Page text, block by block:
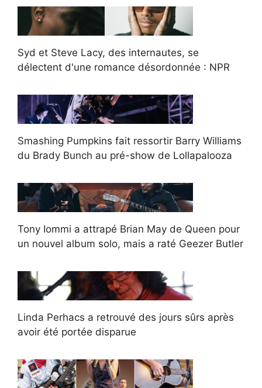
Syd et Steve Lacy, des internautes, se
délectent d'une romance désordonnée : NPR
Smashing Pumpkins fait ressortir Barry Williams
du Brady Bunch au pré-show de Lollapalooza
Tony Iommi a attrapé Brian May de Queen pour
un nouvel album solo, mais a raté Geezer Butler
Linda Perhacs a retrouvé des jours sûrs après
avoir été portée disparue